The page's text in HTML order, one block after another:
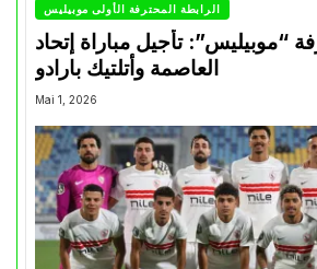
الرابطة المحترفة الأولى موبيليس
“موبيليس”: تأجيل مباراة إتحاد
العاصمة وأتلتيك بارادو
Mai 1, 2026